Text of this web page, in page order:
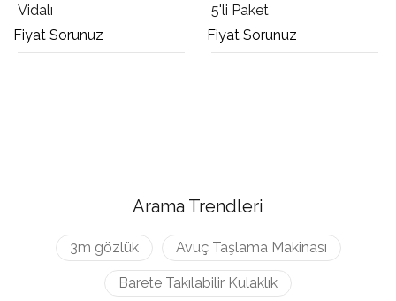
5'li Paket
Fiyat Sorunuz
Arama Trendleri
3m gözlük Avuç Taşlama Makinası
Barete Takılabilir Kulaklık